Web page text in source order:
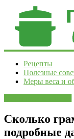
Готовь
умом
Рецепты
и
полезные
советы
Рецепты
Полезные
Меры веса и
Сколько
подробные